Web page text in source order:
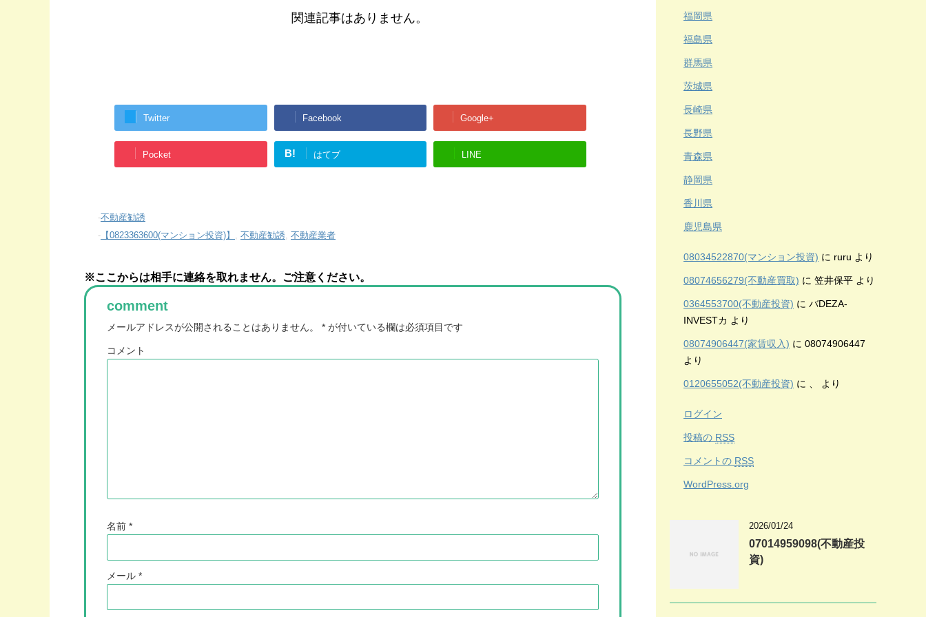
関連記事はありません。
Twitter Facebook Google+
Pocket B! はてブ LINE
-不動産勧誘
- 【0823363600(マンション投資)】 , 不動産勧誘, 不動産業者
※ここからは相手に連絡を取れません。ご注意ください。
comment
メールアドレスが公開されることはありません。 * が付いている欄は必須項目です
コメント
名前 *
メール *
福岡県
福島県
群馬県
茨城県
長崎県
長野県
青森県
静岡県
香川県
鹿児島県
08034522870(マンション投資) に ruru より
08074656279(不動産買取) に 笠井保平 より
0364553700(不動産投資) に バDEZA-
INVESTカ より
08074906447(家賃収入) に 08074906447
より
0120655052(不動産投資) に 、 より
ログイン
投稿の RSS
コメントの RSS
WordPress.org
2026/01/24
07014959098(不動産投
資)